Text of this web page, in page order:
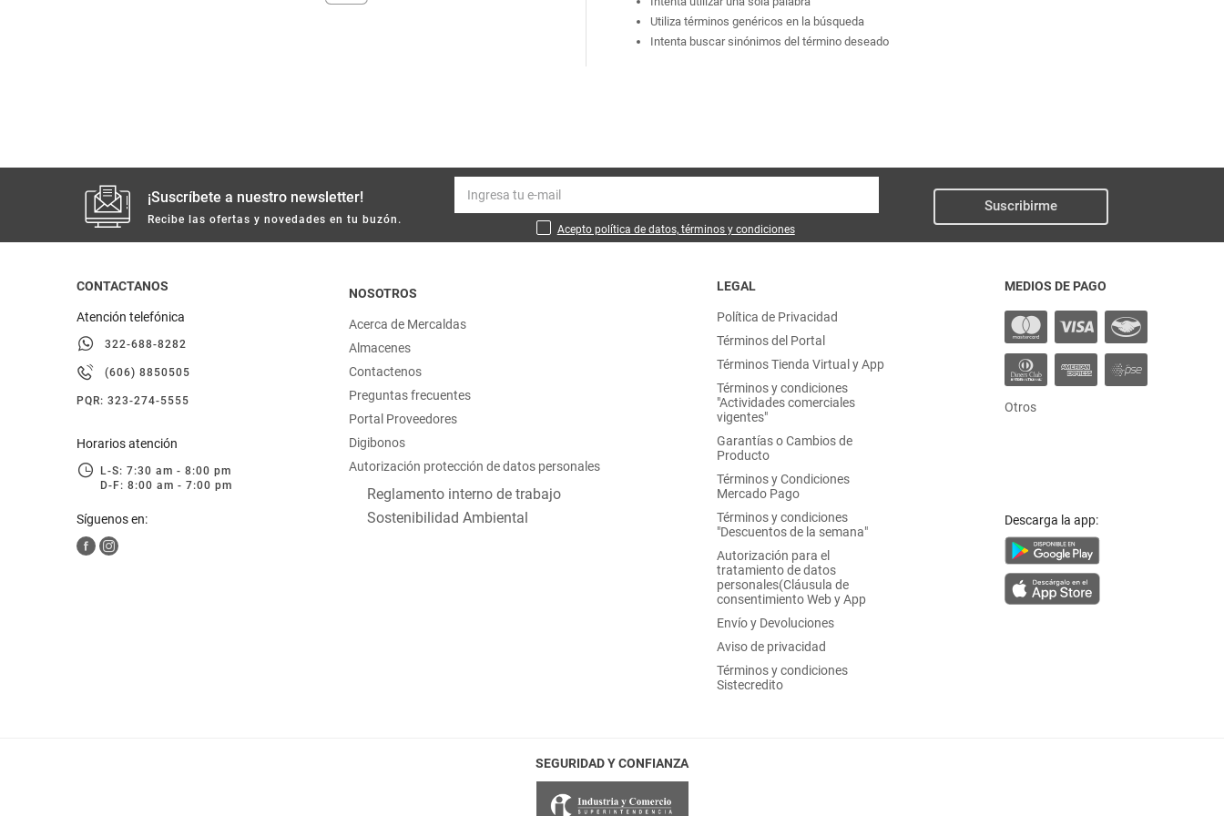
mascotas
cuidado personal
otros
tecnología
Utiliza términos genéricos en la búsqueda
Intenta buscar sinónimos del término deseado
¡Suscríbete a nuestro newsletter!
Recibe las ofertas y novedades en tu buzón.
Acepto política de datos, términos y condiciones
Suscribirme
CONTACTANOS
Atención telefónica
322-688-8282
(606) 8850505
PQR: 323-274-5555
Horarios atención
L-S: 7:30 am - 8:00 pm
D-F: 8:00 am - 7:00 pm
Síguenos en:
NOSOTROS
Acerca de Mercaldas
Almacenes
Contactenos
Preguntas frecuentes
Portal Proveedores
Digibonos
Autorización protección de datos personales
Reglamento interno de trabajo
Sostenibilidad Ambiental
LEGAL
Política de Privacidad
Términos del Portal
Términos Tienda Virtual y App
Términos y condiciones
"Actividades comerciales
vigentes"
Garantías o Cambios de
Producto
Términos y Condiciones
Mercado Pago
Términos y condiciones
"Descuentos de la semana"
Autorización para el
tratamiento de datos
personales(Cláusula de
consentimiento Web y App
Envío y Devoluciones
Aviso de privacidad
Términos y condiciones
Sistecredito
MEDIOS DE PAGO
Otros
Descarga la app:
SEGURIDAD Y CONFIANZA